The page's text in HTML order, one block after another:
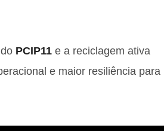
PCIP11 e a reciclagem ativa
e maior resiliência para